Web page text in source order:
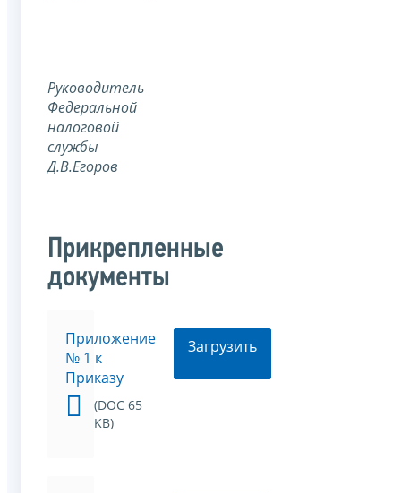
Руководитель
Федеральной
налоговой
службы
Д.В.Егоров
Прикрепленные
документы
Приложение
№ 1 к
Приказу
(DOC 65
KB)
Загрузить